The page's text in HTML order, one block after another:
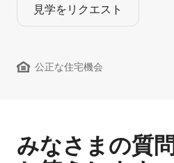
見学をリクエスト
公正な住宅機会
みなさまの質